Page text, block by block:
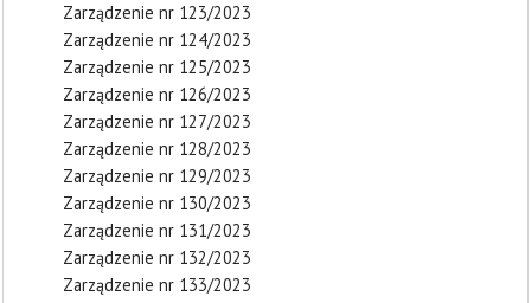
Zarządzenie nr 123/2023
Zarządzenie nr 124/2023
Zarządzenie nr 125/2023
Zarządzenie nr 126/2023
Zarządzenie nr 127/2023
Zarządzenie nr 128/2023
Zarządzenie nr 129/2023
Zarządzenie nr 130/2023
Zarządzenie nr 131/2023
Zarządzenie nr 132/2023
Zarządzenie nr 133/2023